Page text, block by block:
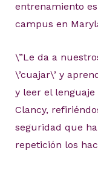
entrenamiento
campus en
\”Le da a
\’cuajar\’ y
y leer el lenguaje
Clancy,
seguridad que
repetición los